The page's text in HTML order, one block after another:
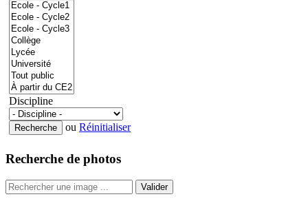
Discipline
ou Réinitialiser
Recherche de photos
Valider